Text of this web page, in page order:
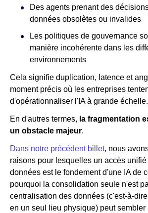
Des agents prenant des
données obsolètes ou invalides
Les politiques de gouvernance
manière incohérente dans les
environnements
Cela signifie duplication, latence et
moment précis où les entreprises
d'opérationnaliser l'IA à grande échelle.
En d'autres termes, la fragmentation
un obstacle majeur.
Dans notre précédent billet, nous
raisons pour lesquelles un accès
données est le fondement d'une IA de
pourquoi la consolidation seule n'est
centralisation des données (c'est-à-
en un seul lieu physique) peut